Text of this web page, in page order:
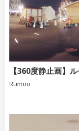
【360度静止画】
Rumoo